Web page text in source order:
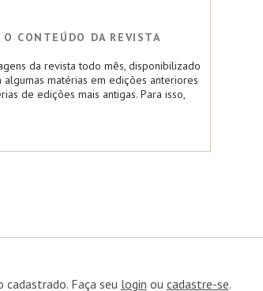
O CONTEÚDO DA REVISTA
da revista todo mês, disponibilizado
matérias em edições anteriores
de edições mais antigas. Para isso,
cadastrado. Faça seu login ou cadastre-se.